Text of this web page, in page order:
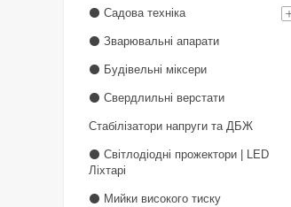
⚫ Садова техніка
⚫ Зварювальні апарати
⚫ Будівельні міксери
⚫ Свердлильні верстати
Стабілізатори напруги та ДБЖ
⚫ Світлодіодні прожектори | LED
Ліхтарі
⚫ Мийки високого тиску